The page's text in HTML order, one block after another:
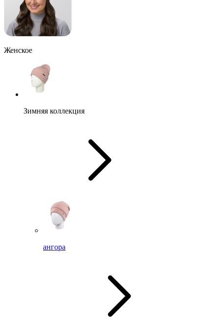
Женское
Зимняя коллекция
ангора